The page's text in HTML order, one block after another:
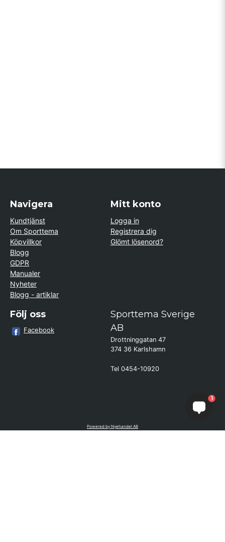
Navigera
Kundtjänst
Om Sporttema
Köpvillkor
Blogg
GDPR
Manualer
Nyheter
Blogg - artiklar
Mitt konto
Logga in
Registrera dig
Glömt lösenord?
Följ oss
Facebook
Sporttema Sverige
AB
Drottninggatan 47
374 36 Karlshamn
Tel 0454-10920
Powered by Nyehandel AB
1